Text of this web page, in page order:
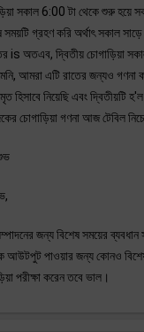
সকাল 6:00 টা থেকে শুরু হয়ে
গ্রহণ করি অর্থাৎ সকাল
অতএব, দ্বিতীয় চোগাড়িয়া
আমরা এটি রাতের জন্যও গণনা
হিসাবে নিয়েছি এবং দ্বিতীয়টি
চোগাড়িয়া গণনা আজ টেবিল
জন্য বিশেষ সময়ের ব্যবধান
আউটপুট পাওয়ার জন্য কোনও
পরীক্ষা করেন তবে ভাল।